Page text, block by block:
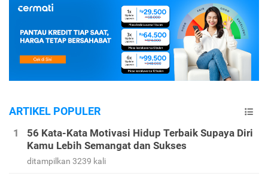
ARTIKEL POPULER
56 Kata-Kata Motivasi Hidup Terbaik Supaya Diri
Kamu Lebih Semangat dan Sukses
ditampilkan 3239 kali